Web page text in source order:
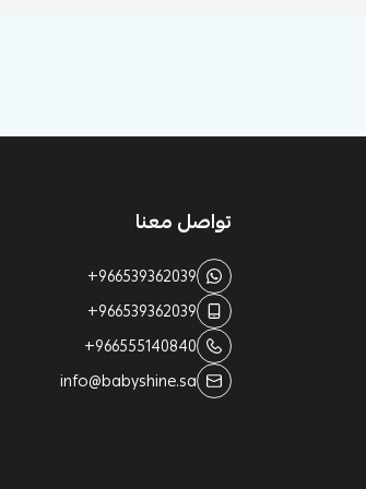
تواصل معنا
+966539362039
+966539362039
+966555140840
info@babyshine.sa